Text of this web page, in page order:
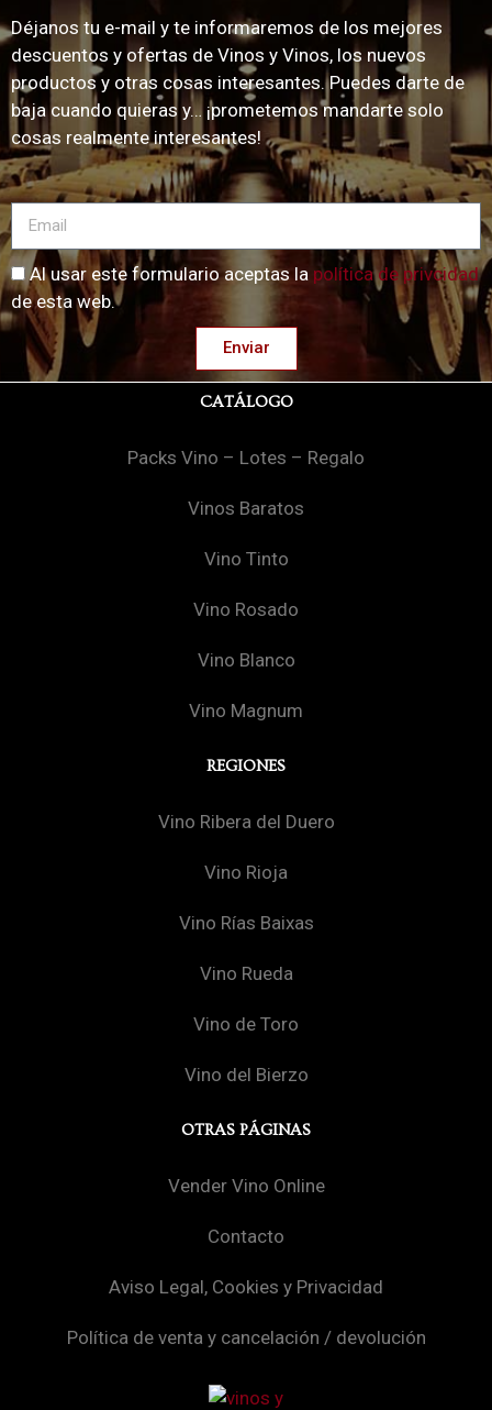
Déjanos tu e-mail y te informaremos de los mejores
descuentos y ofertas de Vinos y Vinos, los nuevos
productos y otras cosas interesantes. Puedes darte de
baja cuando quieras y… ¡prometemos mandarte solo
cosas realmente interesantes!
Al usar este formulario aceptas la política de privcidad
de esta web.
Enviar
CATÁLOGO
Packs Vino – Lotes – Regalo
Vinos Baratos
Vino Tinto
Vino Rosado
Vino Blanco
Vino Magnum
REGIONES
Vino Ribera del Duero
Vino Rioja
Vino Rías Baixas
Vino Rueda
Vino de Toro
Vino del Bierzo
OTRAS PÁGINAS
Vender Vino Online
Contacto
Aviso Legal, Cookies y Privacidad
Política de venta y cancelación / devolución